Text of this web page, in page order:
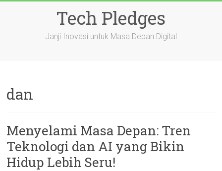
Tech Pledges
Janji Inovasi untuk Masa Depan Digital
dan
Menyelami Masa Depan: Tren
Teknologi dan AI yang Bikin
Hidup Lebih Seru!